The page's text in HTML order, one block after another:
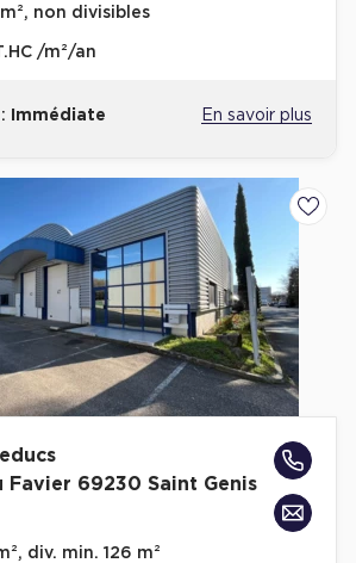
non divisibles
/m²/an
Immédiate En savoir plus
Favier 69230 Saint Genis
div. min. 126 m²